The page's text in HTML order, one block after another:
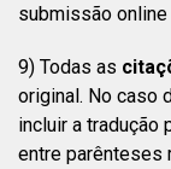
submissão
9) Todas as
original. No caso
incluir a tradução
entre parênteses